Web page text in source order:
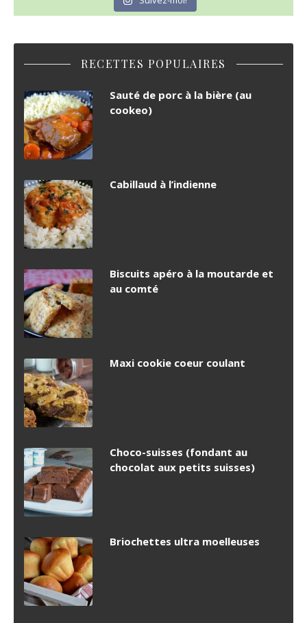
RECETTES POPULAIRES
Sauté de porc à la bière (au
cookeo)
Cabillaud à l’indienne
Biscuits apéro à la moutarde et
au comté
Maxi cookie coeur coulant
Choco-suisses (fondant au
chocolat aux petits suisses)
Briochettes ultra moelleuses